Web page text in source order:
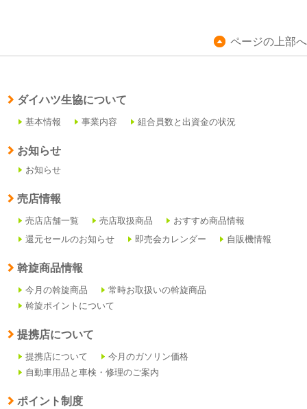
ページの上部へ
ダイハツ生協について
基本情報 事業内容 組合員数と出資金の状況
お知らせ
お知らせ
売店情報
売店店舗一覧 売店取扱商品
おすすめ商品情報
還元セールのお知らせ
即売会カレンダー 自販機情報
斡旋商品情報
今月の斡旋商品
常時お取扱いの斡旋商品
斡旋ポイントについて
提携店について
提携店について
今月のガソリン価格
自動車用品と車検・修理のご案内
ポイント制度